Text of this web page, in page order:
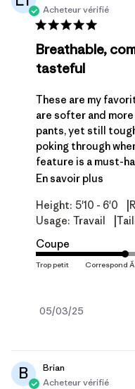
Acheteur vérifié
Breathable,
tasteful
These are my
are softer and
pants, yet still
poking through
feature is a must-
En savoir plus
Height: 5'10 - 6'0
Usage: Travail
Coupe
Date
05/03/25
B
Brian
Acheteur vérifié